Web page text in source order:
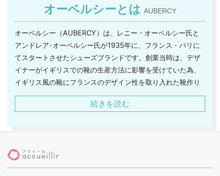
オーベルシーとは AUBERCY
オーベルシー（AUBERCY）は、レニー・オーベルシー氏と
アンドレア･オーベルシー氏が1935年に、フランス・パリに
てスタートさせたシューズブランドです。創業当時は、デザ
イナーがイギリスでの靴の生産方法に影響を受けていた為、
イギリス風の靴にフランスのデザイン性を取り入れた靴作り
が特徴的でした。しかし、1950年代半ばに生産拠点をイタリ
アに移すと、イタリアの靴の特徴でありる高いデザイン性が
ルシーの靴の特徴は、グッドイヤーウェルト製法やマッケイ
ン性を兼ね備えているところにあります。同じフランスの靴
ブランドである「コルテ」ほどの、自己主張の強いデザイン
続きを読む